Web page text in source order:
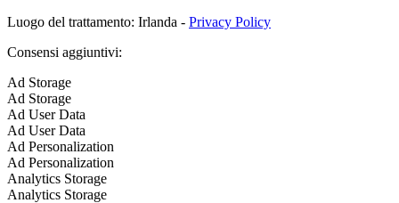
Luogo del trattamento: Irlanda - Privacy Policy
Consensi aggiuntivi:
Ad Storage
Ad Storage
Ad User Data
Ad User Data
Ad Personalization
Ad Personalization
Analytics Storage
Analytics Storage